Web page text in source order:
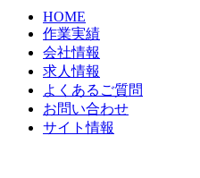
HOME
作業実績
会社情報
求人情報
よくあるご質問
お問い合わせ
サイト情報